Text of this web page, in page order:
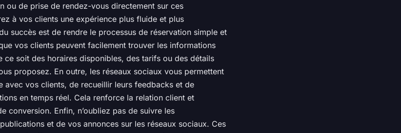
ou de prise de rendez-vous directement sur ces
à vos clients une expérience plus fluide et plus
succès est de rendre le processus de réservation simple et
vos clients peuvent facilement trouver les informations
ce soit des horaires disponibles, des tarifs ou des détails
proposez. En outre, les réseaux sociaux vous permettent
avec vos clients, de recueillir leurs feedbacks et de
en temps réel. Cela renforce la relation client et
conversion. Enfin, n’oubliez pas de suivre les
et de vos annonces sur les réseaux sociaux. Ces